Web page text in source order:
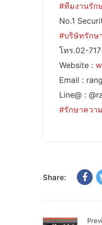
#ทีมงานรัก
No.1
#บริษัทรักษ
โทร.02-
Website :
Email :
Line@ :
#รักษาควา
Share: